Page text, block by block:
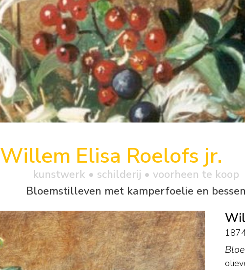
Willem Elisa Roelofs jr.
kunstwerk • schilderij • voorheen te koop
Bloemstilleven met kamperfoelie en bessen